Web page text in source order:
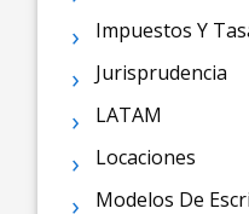
Impuestos Y
Jurisprudencia
LATAM
Locaciones
Modelos De